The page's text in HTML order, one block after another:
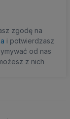
zgodę na
i potwierdzasz
od nas
z nich